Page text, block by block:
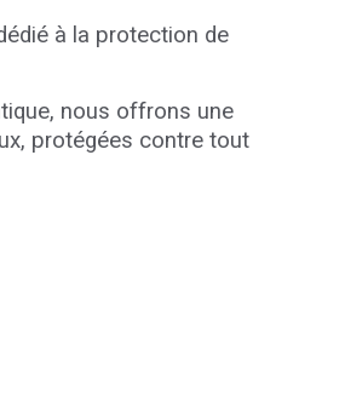
à la protection de
nous offrons une
protégées contre tout